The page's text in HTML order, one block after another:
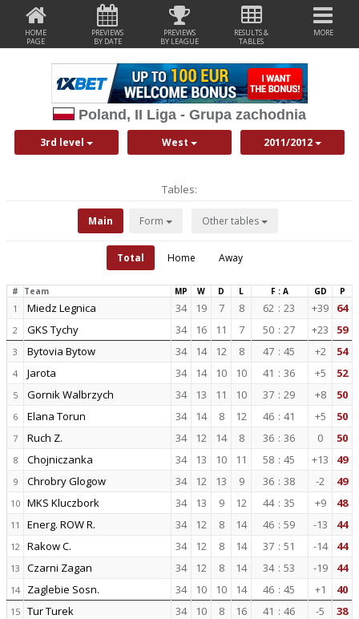
HOME
PAGE
PREVIEWS
BY DATE
PREVIEWS
BY LEAGUE
RESULTS &
TABLES
MORE
Poland, II Liga - Grupa zachodnia
3rd level West 2011/2012
Tables:
Main Form Other tables
Total Home Away
# Team MP W D L F : A GD P
1 Miedz Legnica 34 19 7 8 62 : 23 +39 64
2 GKS Tychy 34 16 11 7 50 : 27 +23 59
3 Bytovia Bytow 34 14 12 8 47 : 45 +2 54
4 Jarota 34 14 10 10 41 : 36 +5 52
5 Gornik Walbrzych 34 13 11 10 37 : 29 +8 50
6 Elana Torun 34 14 8 12 46 : 41 +5 50
7 Ruch Z. 34 12 14 8 36 : 36 0 50
8 Chojniczanka 34 13 10 11 58 : 45 +13 49
9 Chrobry Glogow 34 12 13 9 36 : 38 -2 49
10 MKS Kluczbork 34 13 9 12 44 : 35 +9 48
11 Energ. ROW R. 34 12 8 14 46 : 59 -13 44
12 Rakow C. 34 12 8 14 37 : 51 -14 44
13 Czarni Zagan 34 12 8 14 34 : 53 -19 44
14 Zaglebie Sosn. 34 10 10 14 46 : 45 +1 40
15 Tur Turek 34 10 8 16 41 : 46 -5 38